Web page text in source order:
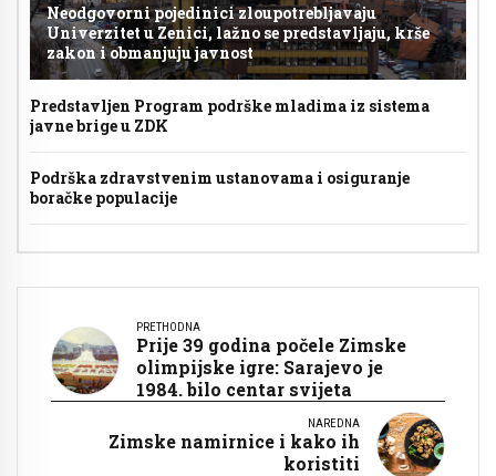
Neodgovorni pojedinici zloupotrebljavaju
Univerzitet u Zenici, lažno se predstavljaju, krše
zakon i obmanjuju javnost
Predstavljen Program podrške mladima iz sistema
javne brige u ZDK
Podrška zdravstvenim ustanovama i osiguranje
boračke populacije
PRETHODNA
Prije 39 godina počele Zimske
olimpijske igre: Sarajevo je
1984. bilo centar svijeta
NAREDNA
Zimske namirnice i kako ih
koristiti